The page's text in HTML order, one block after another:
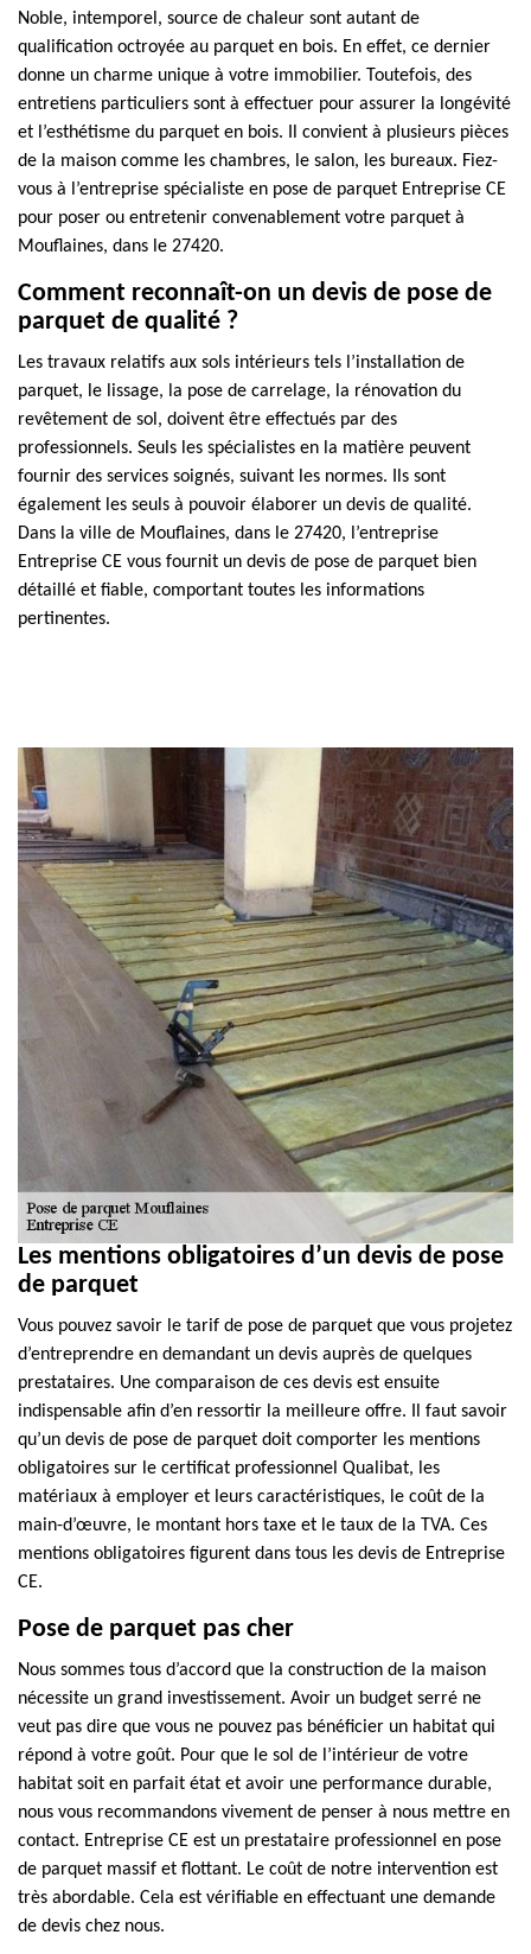
Noble, intemporel, source de chaleur sont autant de
qualification octroyée au parquet en bois. En effet, ce dernier
donne un charme unique à votre immobilier. Toutefois, des
entretiens particuliers sont à effectuer pour assurer la longévité
et l’esthétisme du parquet en bois. Il convient à plusieurs pièces
de la maison comme les chambres, le salon, les bureaux. Fiez-
vous à l’entreprise spécialiste en pose de parquet Entreprise CE
pour poser ou entretenir convenablement votre parquet à
Mouflaines, dans le 27420.
Comment reconnaît-on un devis de pose de
parquet de qualité ?
Les travaux relatifs aux sols intérieurs tels l’installation de
parquet, le lissage, la pose de carrelage, la rénovation du
revêtement de sol, doivent être effectués par des
professionnels. Seuls les spécialistes en la matière peuvent
fournir des services soignés, suivant les normes. Ils sont
également les seuls à pouvoir élaborer un devis de qualité.
Dans la ville de Mouflaines, dans le 27420, l’entreprise
Entreprise CE vous fournit un devis de pose de parquet bien
détaillé et fiable, comportant toutes les informations
pertinentes.
Les mentions obligatoires d’un devis de pose
de parquet
Vous pouvez savoir le tarif de pose de parquet que vous projetez
d’entreprendre en demandant un devis auprès de quelques
prestataires. Une comparaison de ces devis est ensuite
indispensable afin d’en ressortir la meilleure offre. Il faut savoir
qu’un devis de pose de parquet doit comporter les mentions
obligatoires sur le certificat professionnel Qualibat, les
matériaux à employer et leurs caractéristiques, le coût de la
main-d’œuvre, le montant hors taxe et le taux de la TVA. Ces
mentions obligatoires figurent dans tous les devis de Entreprise
CE.
Pose de parquet pas cher
Nous sommes tous d’accord que la construction de la maison
nécessite un grand investissement. Avoir un budget serré ne
veut pas dire que vous ne pouvez pas bénéficier un habitat qui
répond à votre goût. Pour que le sol de l’intérieur de votre
habitat soit en parfait état et avoir une performance durable,
nous vous recommandons vivement de penser à nous mettre en
contact. Entreprise CE est un prestataire professionnel en pose
de parquet massif et flottant. Le coût de notre intervention est
très abordable. Cela est vérifiable en effectuant une demande
de devis chez nous.